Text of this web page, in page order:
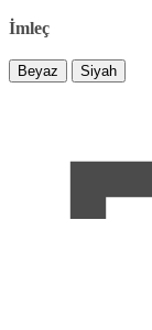
İmleç
Beyaz Siyah